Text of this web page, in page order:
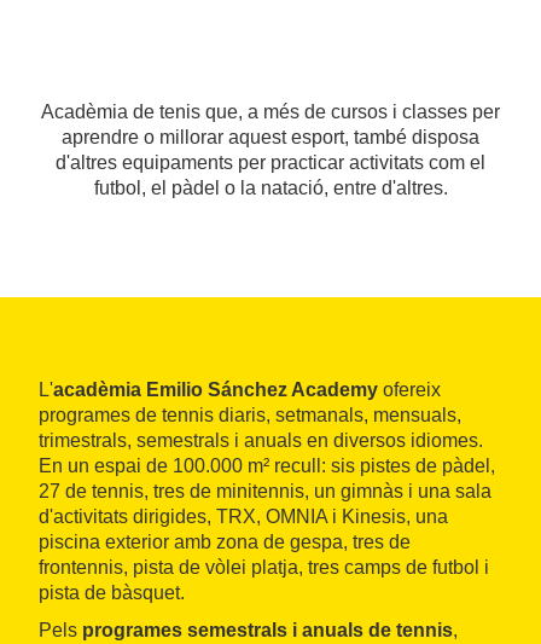
Acadèmia de tenis que, a més de cursos i classes per
aprendre o millorar aquest esport, també disposa
d'altres equipaments per practicar activitats com el
futbol, el pàdel o la natació, entre d'altres.
L'acadèmia Emilio Sánchez Academy ofereix
programes de tennis diaris, setmanals, mensuals,
trimestrals, semestrals i anuals en diversos idiomes.
En un espai de 100.000 m² recull: sis pistes de pàdel,
27 de tennis, tres de minitennis, un gimnàs i una sala
d'activitats dirigides, TRX, OMNIA i Kinesis, una
piscina exterior amb zona de gespa, tres de
frontennis, pista de vòlei platja, tres camps de futbol i
pista de bàsquet.
Pels programes semestrals i anuals de tennis,